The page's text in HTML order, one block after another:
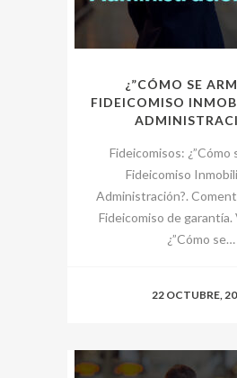
¿”CÓMO SE
FIDEICOMISO
Fideicomisos: ¿”Cómo
Fideicomiso
Administración?.
Fideicomiso de garantía.
¿”Cómo se…
22 OCTUBRE,